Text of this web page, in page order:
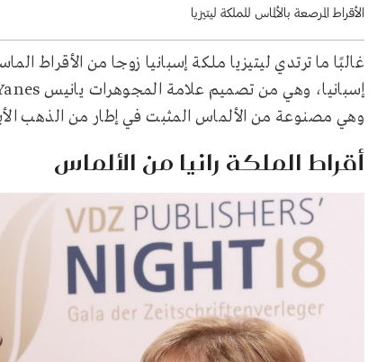
الأقراط المرصعة بالألماس للملكة ليتيزيا
غالبًا ما ترتدي ليتيزيا ملكة إسبانيا زوجا من
إسبانيا، وهي من تصميم علامة المجوهرات يانيس
وهي مصنوعة من الألماس المثبت في إطار من الذهب
أقراط الملكة رانيا من الألماس